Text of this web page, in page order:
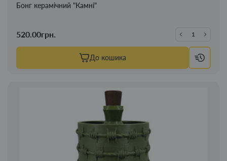
Бонг керамічний "Камні"
520.00грн.
До кошика